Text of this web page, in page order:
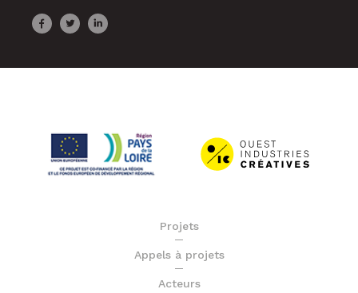
Projets
Appels à projets
Acteurs